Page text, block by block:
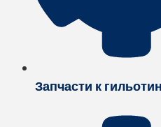
Запчасти к